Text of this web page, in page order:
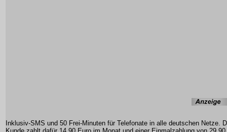
Inklusiv-SMS und 50 Frei-Minuten für Telefonate in alle deutschen Netze.